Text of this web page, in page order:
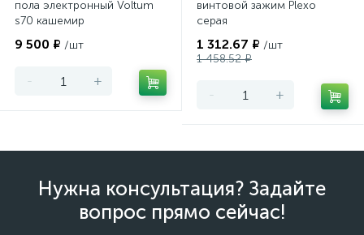
пола электронный Voltum
s70 кашемир
9 500 ₽ /шт
- +
винтовой зажим Plexo
серая
1 312.67 ₽ /шт
1 458.52 ₽
- +
Нужна консультация? Задайте
вопрос прямо сейчас!